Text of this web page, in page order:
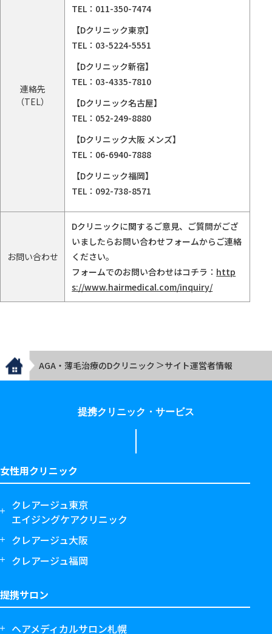
連絡先
（TEL）
TEL： 011-350-7474
【Dクリニック東京】
TEL： 03-5224-5551
【Dクリニック新宿】
TEL： 03-4335-7810
【Dクリニック名古屋】
TEL： 052-249-8880
【Dクリニック大阪 メンズ】
TEL： 06-6940-7888
【Dクリニック福岡】
TEL： 092-738-8571
お問い合わせ
Dクリニックに関するご意見、ご質問がござ
いましたらお問い合わせフォームからご連絡
ください。
フォームでのお問い合わせはコチラ： http
s://www.hairmedical.com/inquiry/
AGA・薄毛治療のDクリニック サイト運営者情報
提携クリニック・サービス
女性用クリニック
クレアージュ東京
エイジングケアクリニック
クレアージュ大阪
クレアージュ福岡
提携サロン
ヘアメディカルサロン札幌